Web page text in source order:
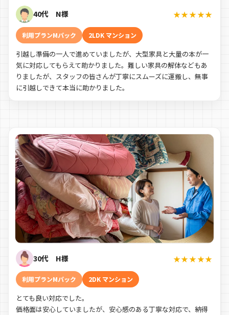
40代 N様 ★★★★★
利用プランMパック 2LDK マンション
引越し準備の一人で進めていましたが、大型家具と大量の本が一
気に対応してもらえて助かりました。難しい家具の解体などもあ
りましたが、スタッフの皆さんが丁寧にスムーズに運搬し、無事
に引越しできて本当に助かりました。
30代 H様 ★★★★★
利用プランMパック 2DK マンション
とても良い対応でした。
価格面は安心していましたが、安心感のある丁寧な対応で、納得